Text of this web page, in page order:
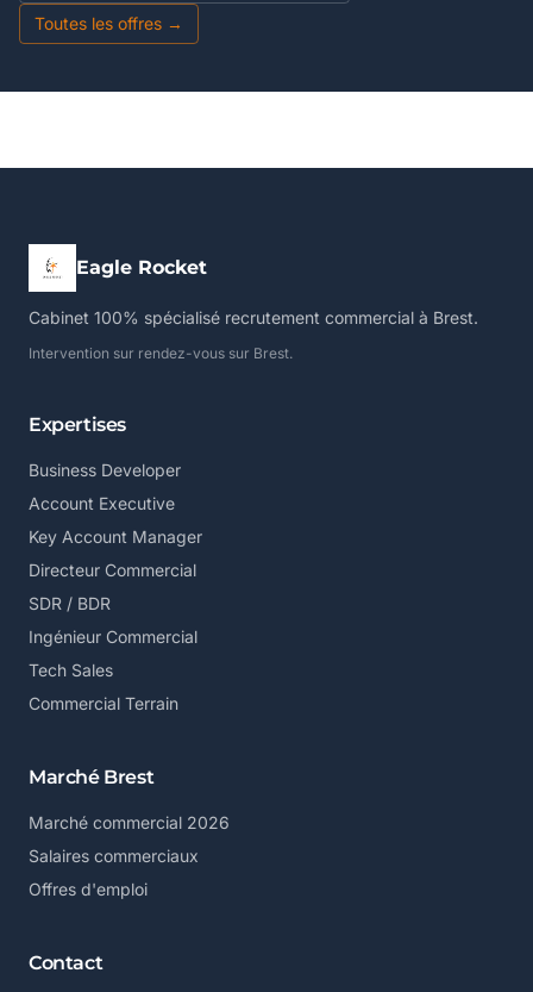
Toutes les offres →
Eagle Rocket
Cabinet 100% spécialisé recrutement commercial à Brest.
Intervention sur rendez-vous sur Brest.
Expertises
Business Developer
Account Executive
Key Account Manager
Directeur Commercial
SDR / BDR
Ingénieur Commercial
Tech Sales
Commercial Terrain
Marché Brest
Marché commercial 2026
Salaires commerciaux
Offres d'emploi
Contact